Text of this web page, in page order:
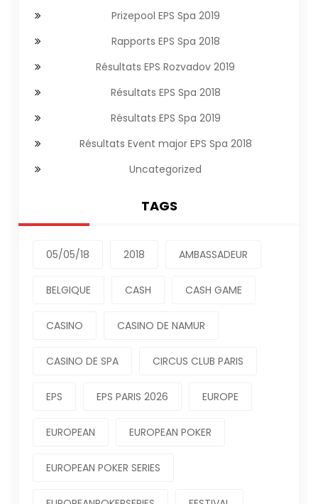
Prizepool EPS Spa 2019
Rapports EPS Spa 2018
Résultats EPS Rozvadov 2019
Résultats EPS Spa 2018
Résultats EPS Spa 2019
Résultats Event major EPS Spa 2018
Uncategorized
TAGS
05/05/18 2018 AMBASSADEUR
BELGIQUE CASH CASH GAME
CASINO CASINO DE NAMUR
CASINO DE SPA CIRCUS CLUB PARIS
EPS EPS PARIS 2026 EUROPE
EUROPEAN EUROPEAN POKER
EUROPEAN POKER SERIES